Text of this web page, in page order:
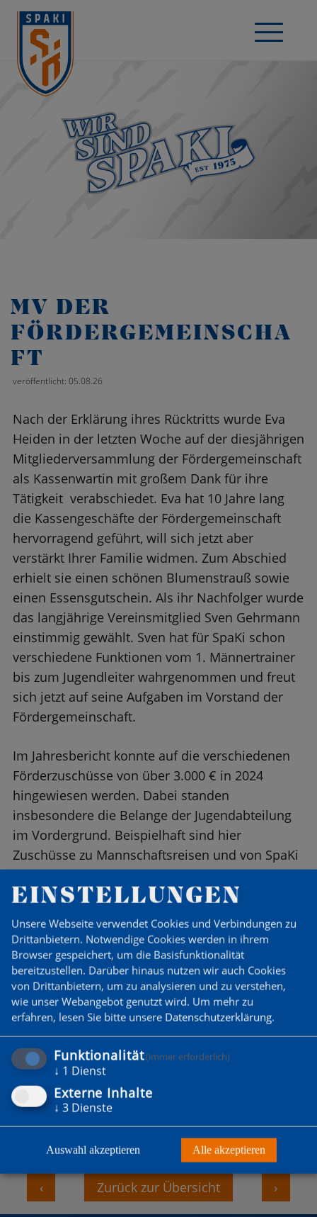
MV DER
FÖRDERGEMEINSCHA
FT
veröffentlicht: 05.08.26
Nach der Erklärung ihres Rücktritts wurde Eva
Heiden in der letzten Woche auf der diesjährigen
Mitgliederversammlung der Fördergemeinschaft
als Kassenwartin mit großem Dank für ihre
Tätigkeit verabschiedet. Eva hat 10 Jahre lang
die Kassengeschäfte der Fördergemeinschaft
hervorragend geführt, will sich jetzt aber
verstärkt Ihrer Familie widmen. Zum Abschied
erhielt sie einen schönen Blumenstrauß sowie
einen Essensgutschein. Als ihr Nachfolger wurde
das langjährige Vereinsmitglied Sven Gehrmann
einstimmig gewählt. Sven hat für SpaKi schon
verschiedene Funktionen vom 1. Männertrainer
bis zum Jugendleiter wahrgenommen und freut
sich jetzt auf seine Aufgaben im Vorstand der
Fördergemeinschaft.
Im Jahresbericht konnte auf die verschiedenen
Förderzuschüsse von über 3.000 € in 2024
hingewiesen werden. Dabei standen
insbesondere die Belange der Jugendabteilung
im Vordergrund. Beispielhaft sind hier
Zuschüsse zu Mannschaftsreisen und von SpaKi
ausgerichteten Turnieren zu nennen. Aufgrund
des Anwachsens der Fördergemeinschaft auf 33
Fördermittel zur Verfügung. Die
Mitgliederversammlung hat der Weiterführung
der bisherigen Förderpraxis auf der Sitzung
zugestimmt. Zusätzlich sollen in 2025 die
Feierlichkeiten anlässlich des 50-jährigen
Vereinsjubiläums durch die Fördergemeinschaft
grds. finanziell unterstützt werden. Über die
genaue Ausgestaltung dieser Förderung ist noch
zu einem späteren Zeitpunkt zu befinden.“
LG Alex
‹ Zurück zur Übersicht ›
EINSTELLUNGEN
Unsere Webseite verwendet Cookies und Verbindungen zu
Drittanbietern. Notwendige Cookies werden in ihrem
Browser gespeichert, um die Basisfunktionalität
bereitzustellen. Darüber hinaus nutzen wir auch Cookies
von Drittanbietern, um zu analysieren und zu verstehen,
wie unser Webangebot genutzt wird. Um mehr zu
erfahren, lesen Sie bitte unsere Datenschutzerklärung.
Funktionalität(immer erforderlich)
↓ 1 Dienst
Externe Inhalte
↓ 3 Dienste
Auswahl akzeptieren Alle akzeptieren